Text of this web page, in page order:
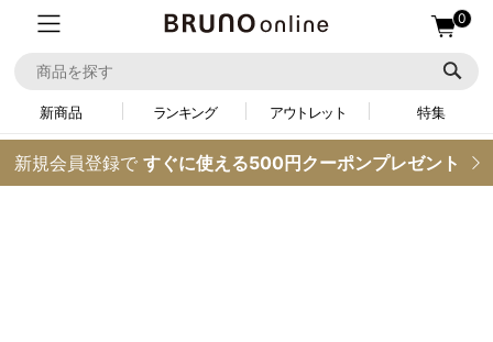
0
新商品 ランキング アウトレット 特集
新規会員登録で すぐに使える500円クーポンプレゼント